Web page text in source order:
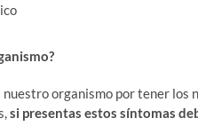
organismo por tener los
si presentas estos síntomas